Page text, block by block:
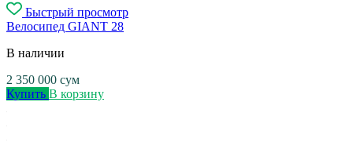
Быстрый просмотр
Велосипед GIANT 28
В наличии
2 350 000 сум
Купить В корзину